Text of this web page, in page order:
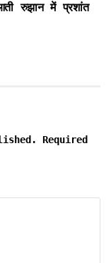
रुझान में प्रशांत
Required